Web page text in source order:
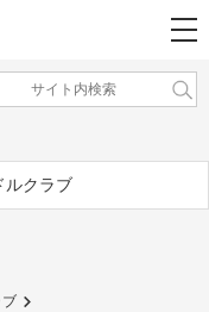
ルクラブ